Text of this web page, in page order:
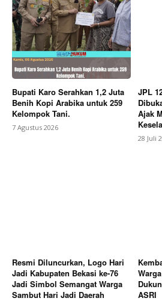
News
Magazine
Company
Bupati Karo Serahkan 1,2 Juta
Benih Kopi Arabika untuk 259
Kelompok Tani.
7 Agustus 2026
JPL
Ajak
28 Juli
Resmi Diluncurkan, Logo Hari
Jadi Kabupaten Bekasi ke-76
Jadi Simbol Semangat Warga
Sambut Hari Jadi Daerah
ASRI